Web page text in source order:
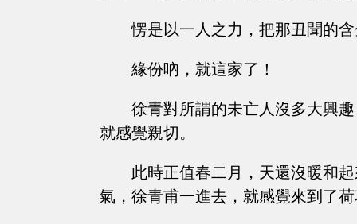
愣是以一人之力，把那丑聞的
緣份吶，就這家了！
徐青對所謂的未亡人沒多大興
就感覺親切。
此時正值春二月，天還沒暖和
氣，徐青甫一進去，就感覺來到了